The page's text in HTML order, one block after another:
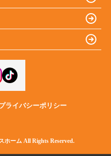
ライバシーポリシー
ホーム All Rights Reserved.